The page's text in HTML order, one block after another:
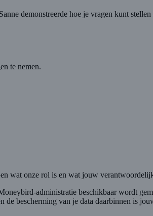
demonstreerde hoe je vragen kunt stellen
te nemen.
wat onze rol is en wat jouw
administratie beschikbaar wordt
bescherming van je data daarbinnen is